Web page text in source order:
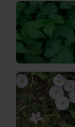
mauvaises
herbes
communes
en
France
et
peuvent
être
gênantes
car
elles